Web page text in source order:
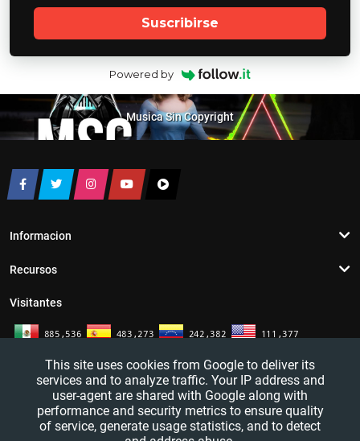
Suscribirse
Powered by
Musica Sin Copyright
Informacion
Recursos
Visitantes
This site uses cookies from Google to deliver its
services and to analyze traffic. Your IP address and
user-agent are shared with Google along with
performance and security metrics to ensure quality
of service, generate usage statistics, and to detect